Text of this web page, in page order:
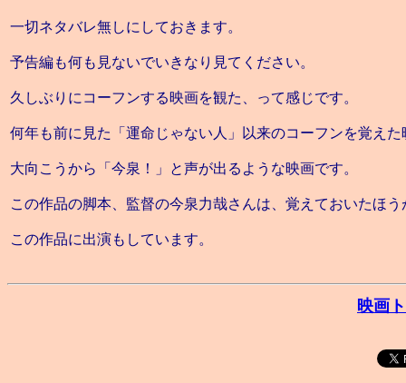
一切ネタバレ無しにしておきます。
予告編も何も見ないでいきなり見てください。
久しぶりにコーフンする映画を観た、って感じです。
何年も前に見た「運命じゃない人」以来のコーフンを覚えた
大向こうから「今泉！」と声が出るような映画です。
この作品の脚本、監督の今泉力哉さんは、覚えておいたほ
この作品に出演もしています。
映画